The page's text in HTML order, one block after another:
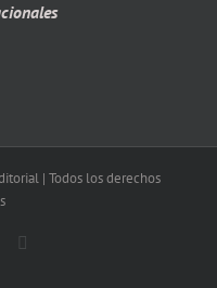
| Todos los derechos
Instagram